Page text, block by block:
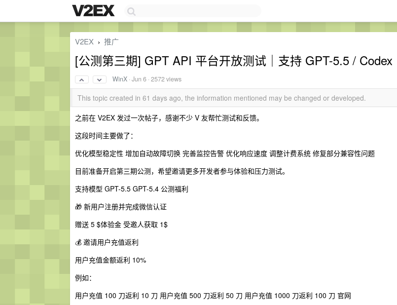
V2EX › 推广
[公测第三期] GPT API 平台开放测试｜支持 GPT-5.5 / Codex
WinX ·Jun 6 · 2572 views
This topic created in 61 days ago, the information mentioned may be changed or developed.
之前在 V2EX 发过一次帖子，感谢不少 V 友帮忙测试和反馈。
这段时间主要做了：
优化模型稳定性 增加自动故障切换 完善监控告警 优化响应速度 调整计费系统 修复部分兼容性问题
目前准备开启第三期公测，希望邀请更多开发者参与体验和压力测试。
支持模型 GPT-5.5 GPT-5.4 公测福利
🎁 新用户注册并完成微信认证
赠送 5 $体验金 受邀人获取 1$
💰 邀请用户充值返利
用户充值金额返利 10%
例如：
用户充值 100 刀返利 10 刀 用户充值 500 刀返利 50 刀 用户充值 1000 刀返利 100 刀 官网